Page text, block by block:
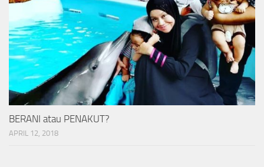
BERANI atau PENAKUT?
APRIL 12, 2018